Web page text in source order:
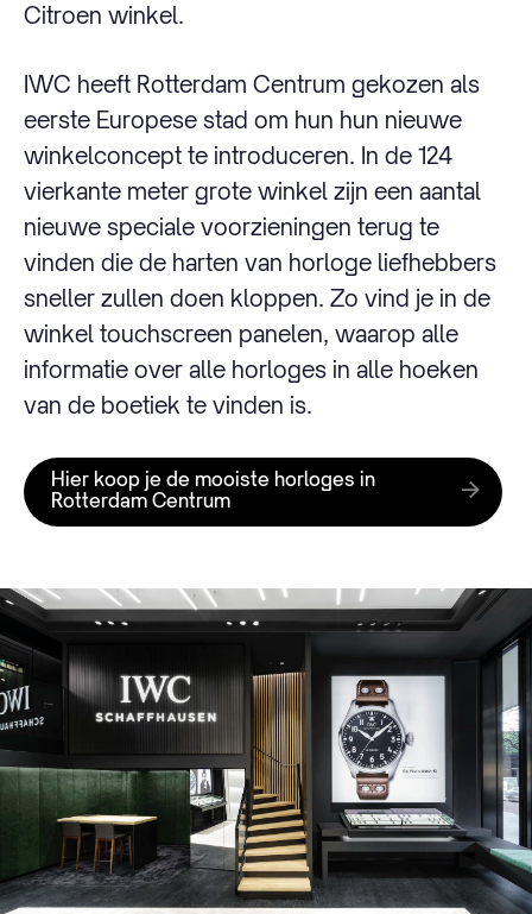
Citroen winkel.
IWC heeft Rotterdam Centrum gekozen als
eerste Europese stad om hun hun nieuwe
winkelconcept te introduceren. In de 124
vierkante meter grote winkel zijn een aantal
nieuwe speciale voorzieningen terug te
vinden die de harten van horloge liefhebbers
sneller zullen doen kloppen. Zo vind je in de
winkel touchscreen panelen, waarop alle
informatie over alle horloges in alle hoeken
van de boetiek te vinden is.
Hier koop je de mooiste horloges in
Rotterdam Centrum